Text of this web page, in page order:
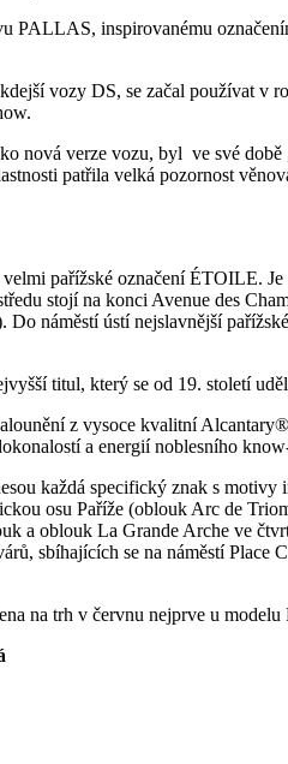
PALLAS, inspirovanému
vozy DS, se začal používat v
nová verze vozu, byl ve své
patřila velká pozornost
pařížské označení ÉTOILE.
stojí na konci Avenue des
náměstí ústí nejslavnější
titul, který se od 19. století
z vysoce kvalitní
a energií noblesního
každá specifický znak s
osu Paříže (oblouk Arc de
a oblouk La Grande Arche ve
sbíhajících se na náměstí Place
na trh v červnu nejprve u modelu